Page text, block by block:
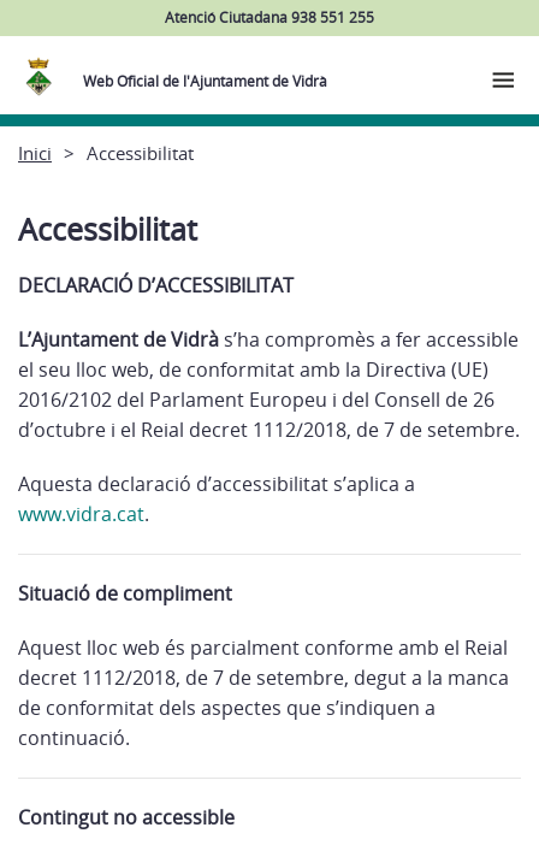
Atenció Ciutadana 938 551 255
Web Oficial de l'Ajuntament de Vidrà
Inici Accessibilitat
Accessibilitat
DECLARACIÓ D’ACCESSIBILITAT
L’Ajuntament de Vidrà s’ha compromès a fer accessible
el seu lloc web, de conformitat amb la Directiva (UE)
2016/2102 del Parlament Europeu i del Consell de 26
d’octubre i el Reial decret 1112/2018, de 7 de setembre.
Aquesta declaració d’accessibilitat s’aplica a
www.vidra.cat.
Situació de compliment
Aquest lloc web és parcialment conforme amb el Reial
decret 1112/2018, de 7 de setembre, degut a la manca
de conformitat dels aspectes que s’indiquen a
continuació.
Contingut no accessible